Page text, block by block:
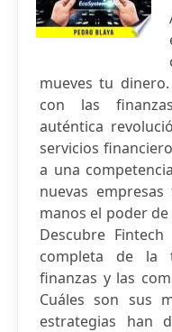
mueves tu
con las
auténtica
servicios
a una
nuevas
manos el poder
Descubre
completa de la
finanzas y las
Cuáles son sus
estrategias han